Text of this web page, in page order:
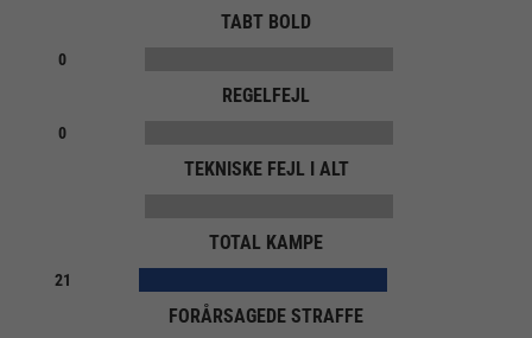
TABT BOLD
0
REGELFEJL
0
TEKNISKE FEJL I ALT
TOTAL KAMPE
21
FORÅRSAGEDE STRAFFE